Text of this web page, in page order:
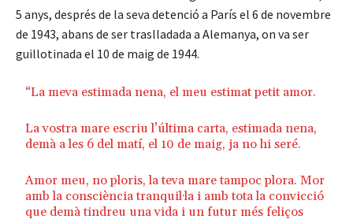
5 anys, després de la seva detenció a París el 6 de novembre
de 1943, abans de ser traslladada a Alemanya, on va ser
guillotinada el 10 de maig de 1944.
“La meva estimada nena, el meu estimat petit amor.
La vostra mare escriu l’última carta, estimada nena,
demà a les 6 del matí, el 10 de maig, ja no hi seré.
Amor meu, no ploris, la teva mare tampoc plora. Mor
amb la consciència tranquil·la i amb tota la convicció
que demà tindreu una vida i un futur més feliços